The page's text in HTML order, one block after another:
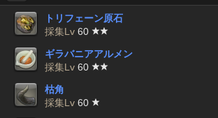
トリフェーン原石
採集Lv 60
ギラバニアアルメン
採集Lv 60
枯角
採集Lv 60